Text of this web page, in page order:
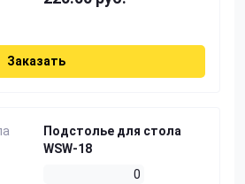
Заказать
Подстолье для стола
WSW-18
0